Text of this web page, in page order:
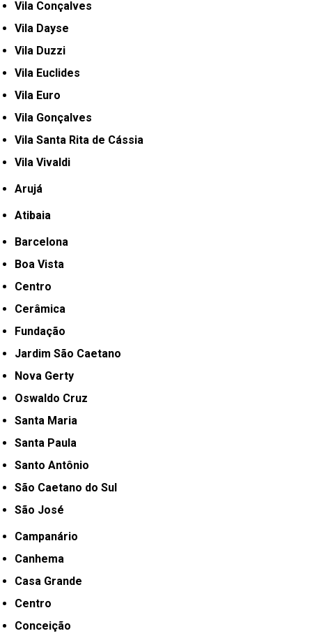
Vila Conçalves
Vila Dayse
Vila Duzzi
Vila Euclides
Vila Euro
Vila Gonçalves
Vila Santa Rita de Cássia
Vila Vivaldi
Arujá
Atibaia
Barcelona
Boa Vista
Centro
Cerâmica
Fundação
Jardim São Caetano
Nova Gerty
Oswaldo Cruz
Santa Maria
Santa Paula
Santo Antônio
São Caetano do Sul
São José
Campanário
Canhema
Casa Grande
Centro
Conceição